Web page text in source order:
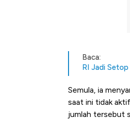
Baca:
RI Jadi
Semula, ia
saat ini tidak
jumlah tersebut